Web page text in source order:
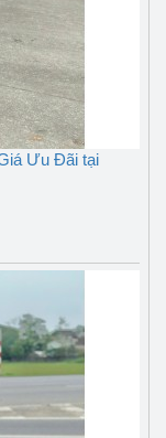
Ưu Đãi tại